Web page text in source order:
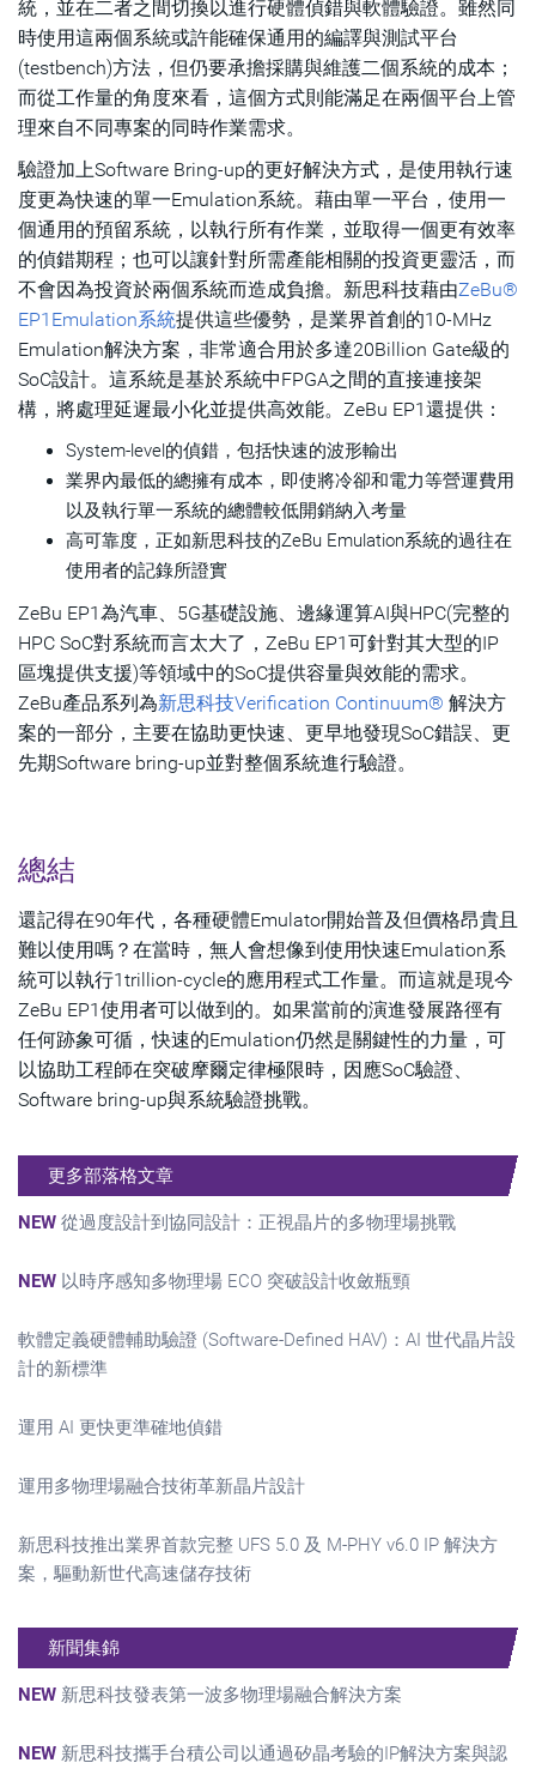
統，並在二者之間切換以進行硬體偵錯與軟體驗證。雖然同
時使用這兩個系統或許能確保通用的編譯與測試平台
(testbench)方法，但仍要承擔採購與維護二個系統的成本；
而從工作量的角度來看，這個方式則能滿足在兩個平台上管
理來自不同專案的同時作業需求。
驗證加上Software Bring-up的更好解決方式，是使用執行速
度更為快速的單一Emulation系統。藉由單一平台，使用一
個通用的預留系統，以執行所有作業，並取得一個更有效率
的偵錯期程；也可以讓針對所需產能相關的投資更靈活，而
不會因為投資於兩個系統而造成負擔。新思科技藉由ZeBu®
EP1Emulation系統提供這些優勢，是業界首創的10-MHz
Emulation解決方案，非常適合用於多達20Billion Gate級的
SoC設計。這系統是基於系統中FPGA之間的直接連接架
構，將處理延遲最小化並提供高效能。ZeBu EP1還提供：
System-level的偵錯，包括快速的波形輸出
業界內最低的總擁有成本，即使將冷卻和電力等營運費用
以及執行單一系統的總體較低開銷納入考量
高可靠度，正如新思科技的ZeBu Emulation系統的過往在
使用者的記錄所證實
ZeBu EP1為汽車、5G基礎設施、邊緣運算AI與HPC(完整的
HPC SoC對系統而言太大了，ZeBu EP1可針對其大型的IP
區塊提供支援)等領域中的SoC提供容量與效能的需求。
ZeBu產品系列為新思科技Verification Continuum® 解決方
案的一部分，主要在協助更快速、更早地發現SoC錯誤、更
先期Software bring-up並對整個系統進行驗證。
總結
還記得在90年代，各種硬體Emulator開始普及但價格昂貴且
難以使用嗎？在當時，無人會想像到使用快速Emulation系
統可以執行1trillion-cycle的應用程式工作量。而這就是現今
ZeBu EP1使用者可以做到的。如果當前的演進發展路徑有
任何跡象可循，快速的Emulation仍然是關鍵性的力量，可
以協助工程師在突破摩爾定律極限時，因應SoC驗證、
Software bring-up與系統驗證挑戰。
更多部落格文章
NEW 從過度設計到協同設計：正視晶片的多物理場挑戰
NEW 以時序感知多物理場 ECO 突破設計收斂瓶頸
軟體定義硬體輔助驗證 (Software-Defined HAV)：AI 世代晶片設
計的新標準
運用 AI 更快更準確地偵錯
運用多物理場融合技術革新晶片設計
新思科技推出業界首款完整 UFS 5.0 及 M-PHY v6.0 IP 解決方
案，驅動新世代高速儲存技術
新聞集錦
NEW 新思科技發表第一波多物理場融合解決方案
NEW 新思科技攜手台積公司以通過矽晶考驗的IP解決方案與認